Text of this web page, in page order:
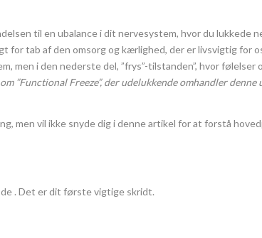
til en ubalance i dit nervesystem, hvor du lukkede
tab af den omsorg og kærlighed, der er livsvigtig for
i den nederste del, ”frys”-tilstanden”, hvor følelser
”Functional Freeze”, der udelukkende omhandler
men vil ikke snyde dig i denne artikel for at forstå
. Det er dit første vigtige skridt.